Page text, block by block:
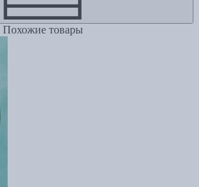
Похожие товары